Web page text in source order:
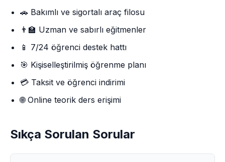
🚗 Bakımlı ve sigortalı araç filosu
👨‍🏫 Uzman ve sabırlı eğitmenler
📱 7/24 öğrenci destek hattı
🎯 Kişiselleştirilmiş öğrenme planı
💳 Taksit ve öğrenci indirimi
🌐 Online teorik ders erişimi
Sıkça Sorulan Sorular